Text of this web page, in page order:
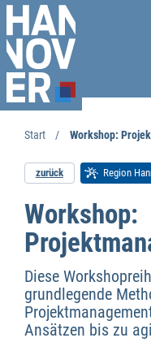
Start Workshop:
zurück Region
Workshop:
Diese
grundlegende
Ansätzen bis zu